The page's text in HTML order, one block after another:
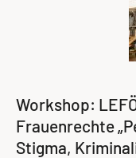
Workshop:
Frauenrechte
Stigma,